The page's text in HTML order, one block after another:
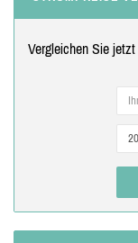
Vergleichen Sie